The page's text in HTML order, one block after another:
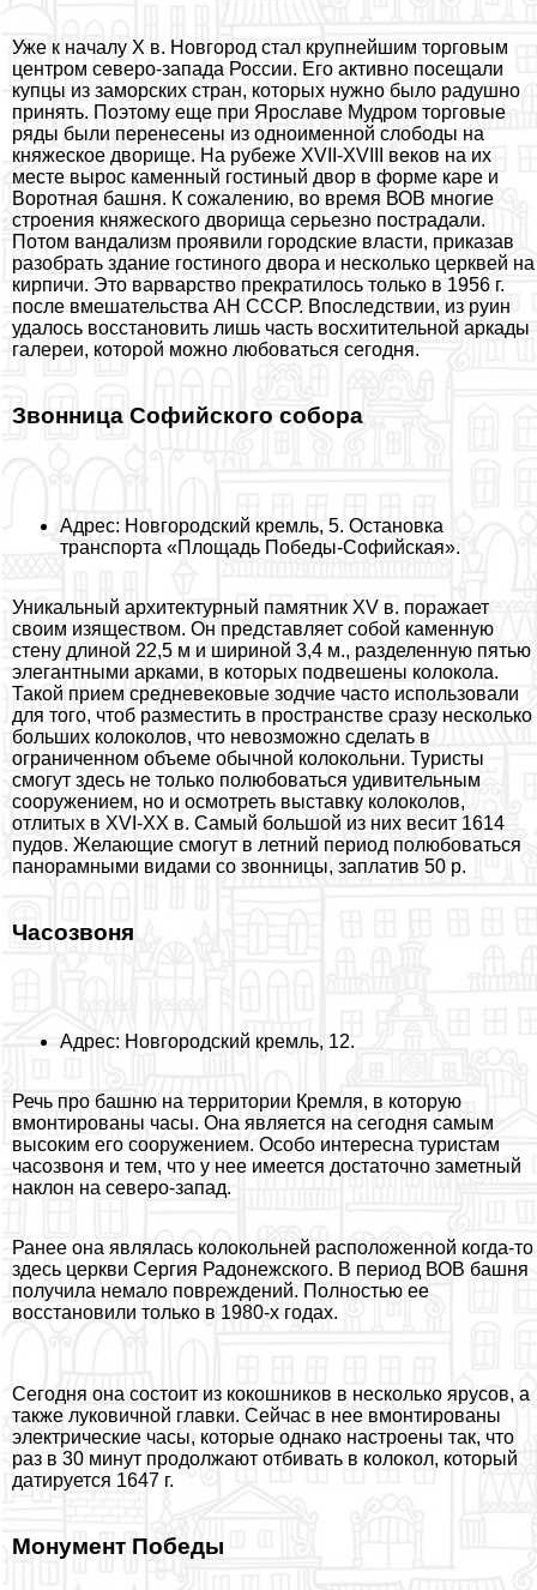
Уже к началу X в. Новгород стал крупнейшим торговым
центром северо-запада России. Его активно посещали
купцы из заморских стран, которых нужно было радушно
принять. Поэтому еще при Ярославе Мудром торговые
ряды были перенесены из одноименной слободы на
княжеское дворище. На рубеже XVII-XVIII веков на их
месте вырос каменный гостиный двор в форме каре и
Воротная башня. К сожалению, во время ВОВ многие
строения княжеского дворища серьезно пострадали.
Потом вандализм проявили городские власти, приказав
разобрать здание гостиного двора и несколько церквей на
кирпичи. Это варварство прекратилось только в 1956 г.
после вмешательства АН СССР. Впоследствии, из руин
удалось восстановить лишь часть восхитительной аркады
галереи, которой можно любоваться сегодня.
Звонница Софийского собора
Адрес: Новгородский кремль, 5. Остановка
трaнcпорта «Площадь Победы-Софийская».
Уникальный архитектурный памятник XV в. поражает
своим изяществом. Он представляет собой каменную
стену длиной 22,5 м и шириной 3,4 м., разделенную пятью
элегантными арками, в которых подвешены колокола.
Такой прием средневековые зодчие часто использовали
для того, чтоб разместить в прострaнcтве сразу несколько
больших колоколов, что невозможно сделать в
ограниченном объеме обычной колокольни. Туристы
смогут здесь не только полюбоваться удивительным
сооружением, но и осмотреть выставку колоколов,
отлитых в XVI-XX в. Самый большой из них весит 1614
пудов. Желающие смогут в летний период полюбоваться
панорамными видами со звонницы, заплатив 50 р.
Часозвоня
Адрес: Новгородский кремль, 12.
Речь про башню на территории Кремля, в которую
вмонтированы часы. Она является на сегодня самым
высоким его сооружением. Особо интересна туристам
часозвоня и тем, что у нее имеется достаточно заметный
наклон на северо-запад.
Ранее она являлась колокольней расположенной когда-то
здесь церкви Сергия Радонежского. В период ВОВ башня
получила немало повреждений. Полностью ее
восстановили только в 1980-х годах.
Сегодня она состоит из кокошников в несколько ярусов, а
также луковичной главки. Сейчас в нее вмонтированы
электрические часы, которые однако настроены так, что
раз в 30 минут продолжают отбивать в колокол, который
датируется 1647 г.
Монумент Победы